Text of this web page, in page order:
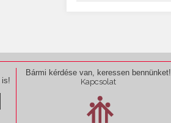
is!
Bármi kérdése van, keressen bennünket!
Kapcsolat